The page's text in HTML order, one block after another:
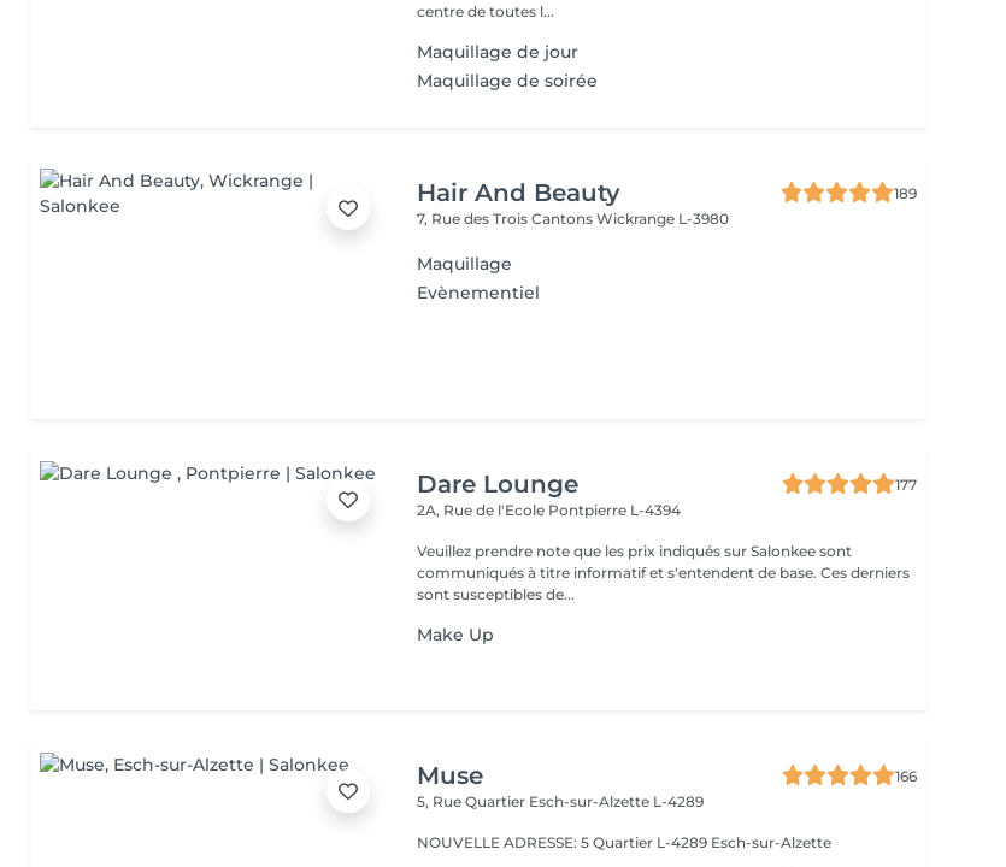
centre de toutes l...
Maquillage de jour
Maquillage de soirée
Hair And Beauty
189
7, Rue des Trois CantonsWickrange L-3980
Maquillage
Evènementiel
Dare Lounge
177
2A, Rue de l'Ecole Pontpierre L-4394
Veuillez prendre note que les prix indiqués sur Salonkee sont
communiqués à titre informatif et s'entendent de base. Ces derniers
sont susceptibles de...
Make Up
Muse
166
5, Rue Quartier Esch-sur-Alzette L-4289
NOUVELLE ADRESSE: 5 Quartier L-4289 Esch-sur-Alzette